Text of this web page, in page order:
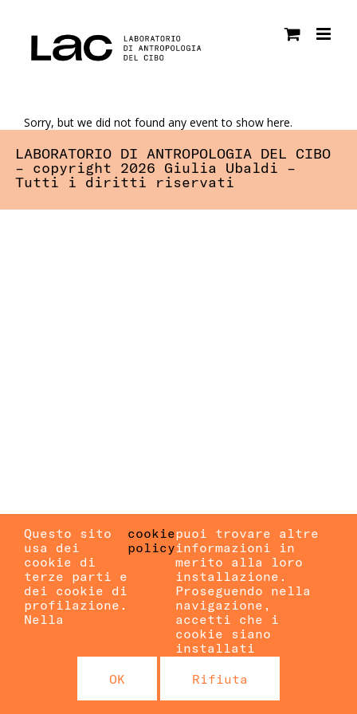
contenuto
Sorry, but we did not found any event to show here.
LABORATORIO DI ANTROPOLOGIA DEL CIBO
– copyright 2026 Giulia Ubaldi –
Tutti i diritti riservati
Questo sito
usa dei
cookie di
terze parti e
dei cookie di
profilazione.
Nella
cookie
policy
puoi trovare altre
informazioni in
merito alla loro
installazione.
Proseguendo nella
navigazione,
accetti che i
cookie siano
installati
OK Rifiuta